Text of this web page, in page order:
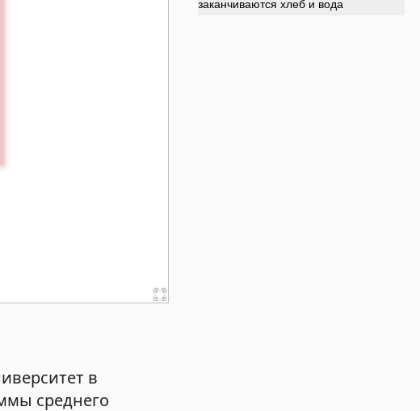
в
среднего